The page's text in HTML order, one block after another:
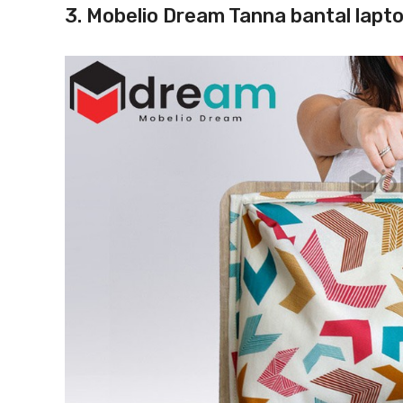
3. Mobelio Dream Tanna bantal